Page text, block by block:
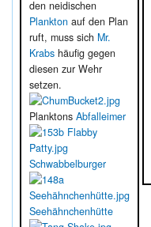
den neidischen
Plankton auf den Plan
ruft, muss sich Mr.
Krabs häufig gegen
diesen zur Wehr
setzen.
Planktons Abfalleimer
Schwabbelburger
Seehähnchenhütte